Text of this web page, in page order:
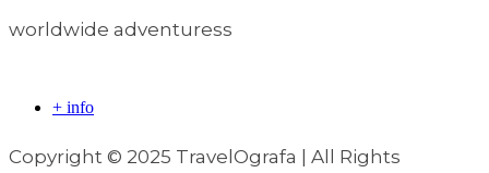
worldwide adventuress
+ info
Copyright © 2025 TravelOgrafa | All Rights